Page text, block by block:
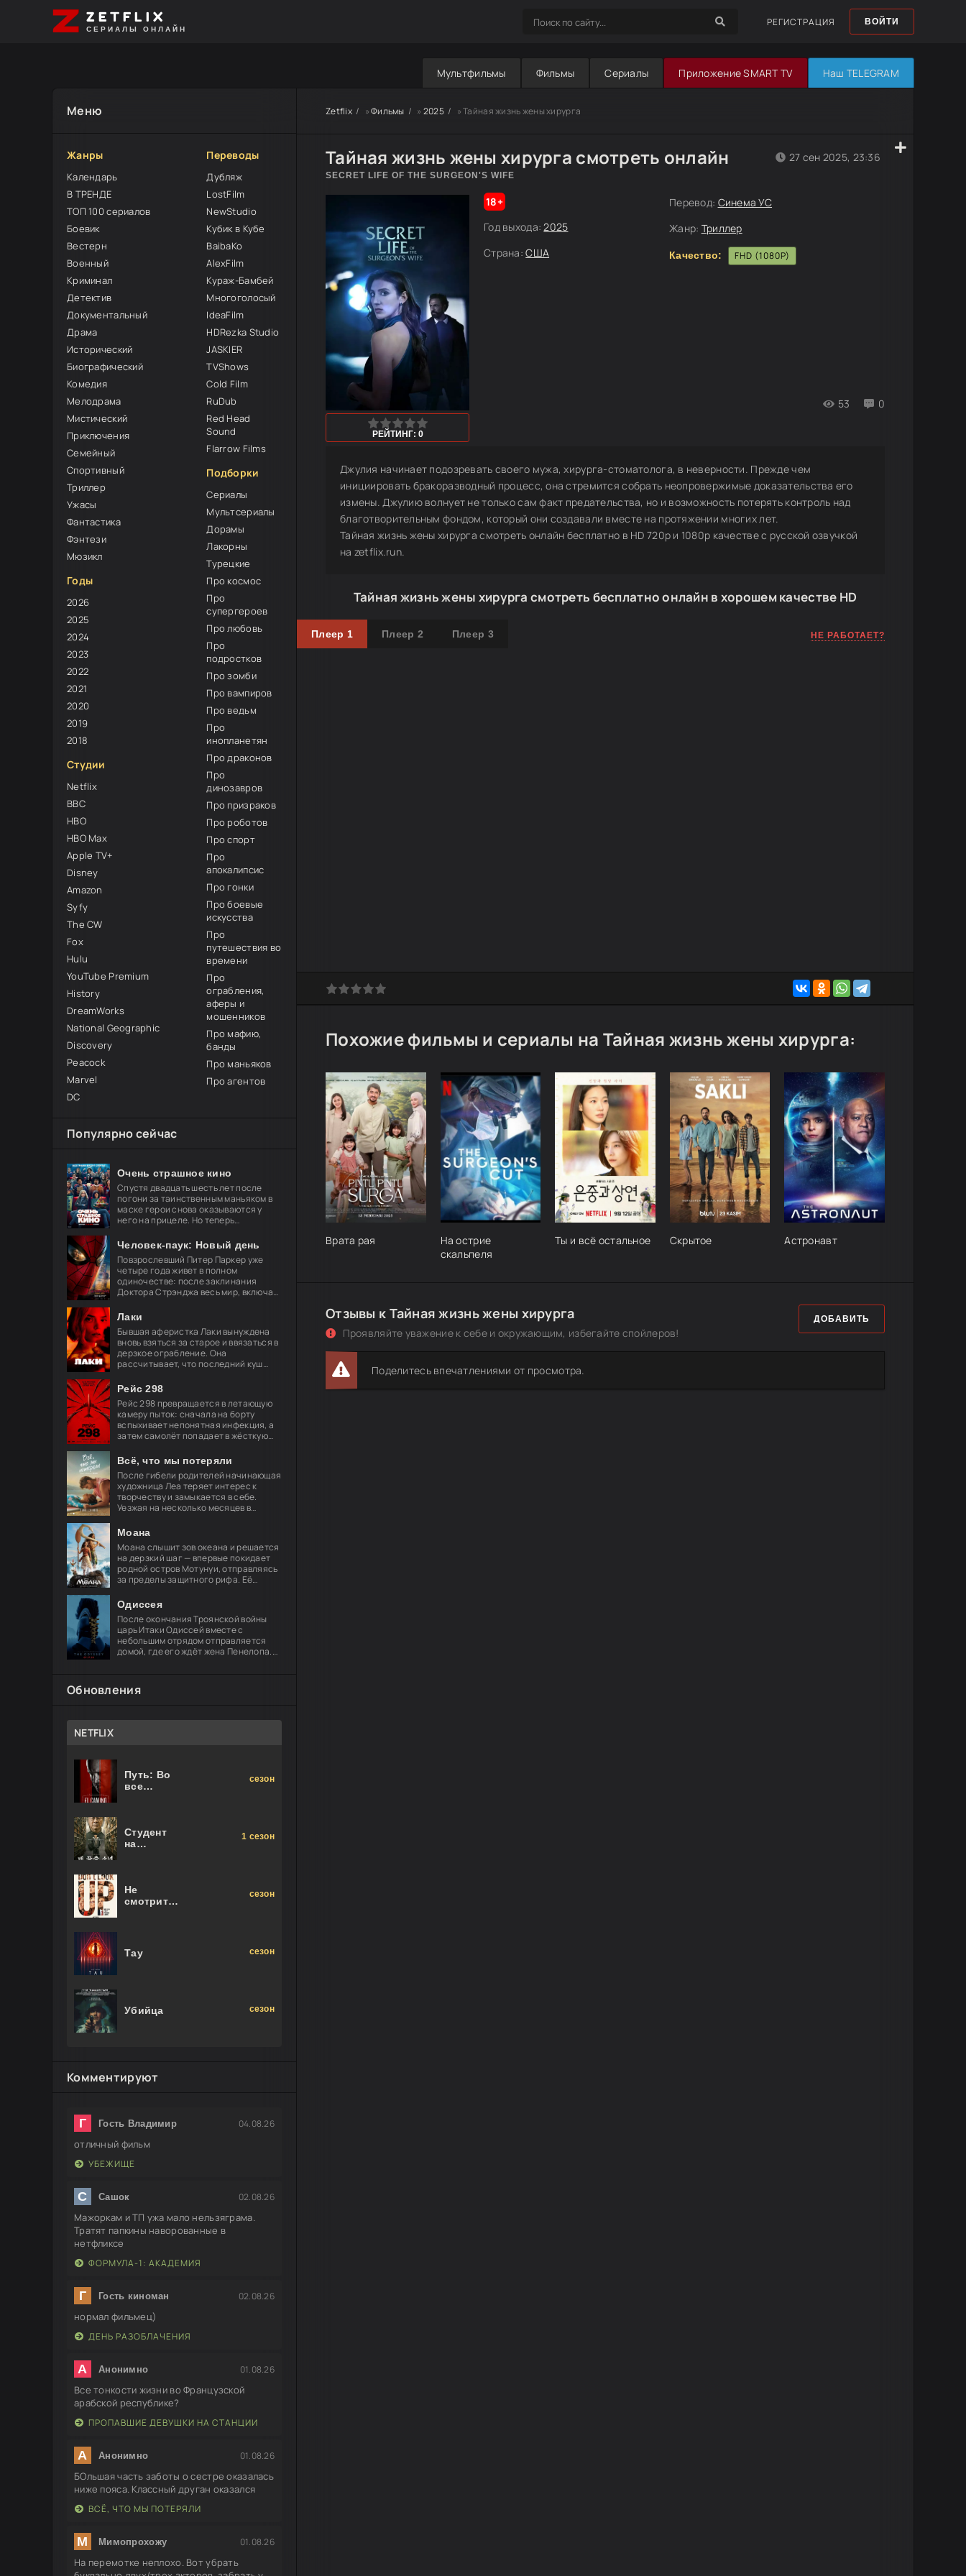
ZETFLIX
СЕРИАЛЫ ОНЛАЙН
РЕГИСТРАЦИЯ ВОЙТИ
Мультфильмы Фильмы Сериалы Приложение SMART TV Наш TELEGRAM
Меню
Жанры
Календарь
В ТРЕНДЕ
ТОП 100 сериалов
Боевик
Вестерн
Военный
Криминал
Детектив
Документальный
Драма
Исторический
Биографический
Комедия
Мелодрама
Мистический
Приключения
Семейный
Спортивный
Триллер
Ужасы
Фантастика
Фэнтези
Мюзикл
Годы
2026
2025
2024
2023
2022
2021
2020
2019
2018
Студии
Netflix
BBC
HBO
HBO Max
Apple TV+
Disney
Amazon
Syfy
The CW
Fox
Hulu
YouTube Premium
History
DreamWorks
National Geographic
Discovery
Peacock
Marvel
DC
Переводы
Дубляж
LostFilm
NewStudio
Кубик в Кубе
BaibaKo
AlexFilm
Кураж-Бамбей
Многоголосый
IdeaFilm
HDRezka Studio
JASKIER
TVShows
Cold Film
RuDub
Red Head
Sound
Flarrow Films
Подборки
Сериалы
Мультсериалы
Дорамы
Лакорны
Турецкие
Про космос
Про
супергероев
Про любовь
Про
подростков
Про зомби
Про вампиров
Про ведьм
Про
инопланетян
Про драконов
Про
динозавров
Про призраков
Про роботов
Про спорт
Про
апокалипсис
Про гонки
Про боевые
искусства
Про
путешествия во
времени
Про
ограбления,
аферы и
мошенников
Про мафию,
банды
Про маньяков
Про агентов
Популярно сейчас
Очень страшное кино
Спустя двадцать шесть лет после
погони за таинственным маньяком в
маске герои снова оказываются у
него на прицеле. Но теперь
работают, и вырваться из нового
кошмара
Человек-паук: Новый день
Повзрослевший Питер Паркер уже
четыре года живет в полном
одиночестве: после заклинания
Доктора Стрэнджа весь мир, включая
Он целиком посвящает себя защите
Лаки
Бывшая аферистка Лаки вынуждена
вновь взяться за старое и ввязаться в
дерзкое ограбление. Она
рассчитывает, что последний куш
навсегда порвать с преступным
миром, но план
Рейс 298
Рейс 298 превращается в летающую
камеру пыток: сначала на борту
вспыхивает непонятная инфекция, а
затем самолёт попадает в жёсткую
странные огни — и это только
Всё, что мы потеряли
После гибели родителей начинающая
художница Леа теряет интерес к
творчеству и замыкается в себе.
Уезжая на несколько месяцев в
друга Акселя позаботиться о
девушке.
Моана
Моана слышит зов океана и решается
на дерзкий шаг — впервые покидает
родной остров Мотунуи, отправляясь
за пределы защитного рифа. Её
Мауи, чья слава гремит по всем
Одиссея
После окончания Троянской войны
царь Итаки Одиссей вместе с
небольшим отрядом отправляется
домой, где его ждёт жена Пенелопа.
Обновления
NETFLIX
Путь: Во
все
сезон
Студент
на
1 сезон
Не
смотрите
сезон
Тау сезон
Убийца сезон
Комментируют
Г Гость Владимир 04.08.26
отличный фильм
УБЕЖИЩЕ
С Сашок 02.08.26
Мажоркам и ТП ужа мало нельзяграма.
Тратят папкины наворованные в
нетфликсе
ФОРМУЛА-1: АКАДЕМИЯ
Г Гость киноман 02.08.26
нормал фильмец)
ДЕНЬ РАЗОБЛАЧЕНИЯ
А Анонимно 01.08.26
Все тонкости жизни во Французской
арабской республике?
ПРОПАВШИЕ ДЕВУШКИ НА СТАНЦИИ
А Анонимно 01.08.26
БОльшая часть заботы о сестре оказалась
ниже пояса. Классный друган оказался
ВСЁ, ЧТО МЫ ПОТЕРЯЛИ
М Мимопрохожу 01.08.26
На перемотке неплохо. Вот убрать
Zetflix »Фильмы » 2025 » Тайная жизнь жены хирурга
Тайная жизнь жены хирурга смотреть онлайн
SECRET LIFE OF THE SURGEON'S WIFE
4
5
РЕЙТИНГ: 0
18+
Год выхода: 2025
Страна: США
53 0
27 сен 2025, 23:36
Перевод: Синема УС
Жанр: Триллер
Качество: FHD (1080P)
Джулия начинает подозревать своего мужа, хирурга-стоматолога, в неверности. Прежде чем
инициировать бракоразводный процесс, она стремится собрать неопровержимые доказательства его
измены. Джулию волнует не только сам факт предательства, но и возможность потерять контроль над
благотворительным фондом, который они создавали вместе на протяжении многих лет.
Тайная жизнь жены хирурга смотреть онлайн бесплатно в HD 720p и 1080p качестве с русской озвучкой
на zetflix.run.
Тайная жизнь жены хирурга смотреть бесплатно онлайн в хорошем качестве HD
Плеер 1 Плеер 2 Плеер 3 НЕ РАБОТАЕТ?
1
Похожие фильмы и сериалы на Тайная жизнь жены хирурга:
Врата рая
На острие
скальпеля
Ты и всё остальное Скрытое Астронавт
Отзывы к Тайная жизнь жены хирурга
Проявляйте уважение к себе и окружающим, избегайте спойлеров!
ДОБАВИТЬ
Поделитесь впечатлениями от просмотра.